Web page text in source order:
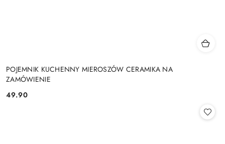
POJEMNIK KUCHENNY MIEROSZÓW CERAMIKA NA
ZAMÓWIENIE
Cena:
49.90